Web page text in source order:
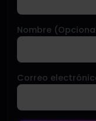
Nombre
Correo